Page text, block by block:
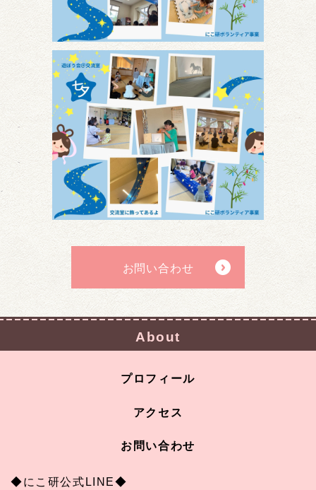
お問い合わせ
About
プロフィール
アクセス
お問い合わせ
◆にこ研公式LINE◆